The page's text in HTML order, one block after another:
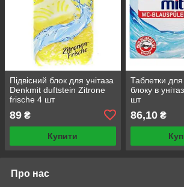
Підвісний блок для унітаза
Denkmit duftstein Zitrone
frische 4 шт
89 ₴
Купити
Таблетки для
блоку в
шт
86,10₴
Про нас